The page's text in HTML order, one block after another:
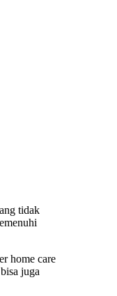
tidak
home care
juga